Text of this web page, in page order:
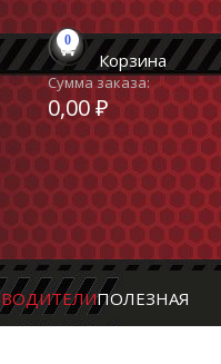
0
Корзина
Сумма заказа:
0,00 ₽
ПОЛЕЗНАЯ